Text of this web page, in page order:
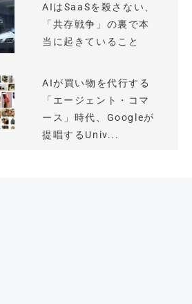
AIはSaaSを殺さない、
「共存戦争」の裏で本
当に起きていること
AIが買い物を代行する
「エージェント・コマ
ース」時代、Googleが
提唱するUniv...